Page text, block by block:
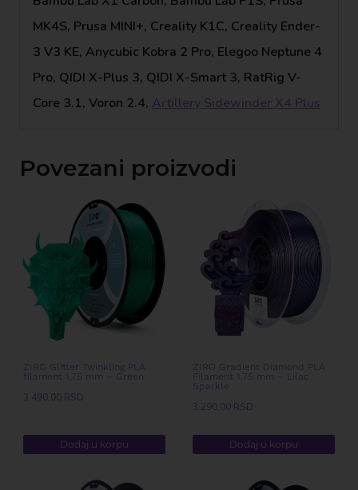
MK4S, Prusa MINI+, Creality K1C, Creality Ender-
3 V3 KE, Anycubic Kobra 2 Pro, Elegoo Neptune 4
Pro, QIDI X-Plus 3, QIDI X-Smart 3, RatRig V-
Core 3.1, Voron 2.4, Artillery Sidewinder X4 Plus
Povezani proizvodi
ZIRO Glitter Twinkling PLA
filament 1,75 mm – Green
3.490,00 RSD
Dodaj u korpu
ZIRO Gradient Diamond PLA
Filament 1.75 mm – Lilac
Sparkle
3.290,00 RSD
Dodaj u korpu